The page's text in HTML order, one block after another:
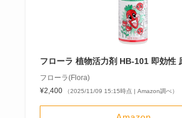
フローラ 植物活力剤 HB-101 即効性
フローラ(Flora)
¥2,400
（2025/11/09 15:15時点 | Amazon調べ）